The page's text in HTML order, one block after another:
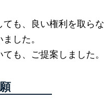
も、良い権利を取らな
した。
も、ご提案しました。